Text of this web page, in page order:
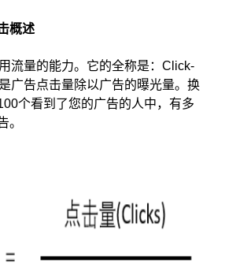
概述
流量的能力。它的全称是：Click-
广告点击量除以广告的曝光量。换
个看到了您的广告的人中，有多
。